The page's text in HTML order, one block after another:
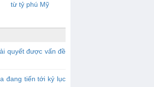
từ tỷ phú Mỹ
quyết được vấn đề
đang tiến tới kỷ lục